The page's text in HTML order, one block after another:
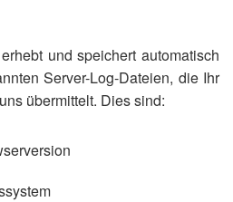
und speichert automatisch
Server-Log-Dateien, die Ihr
übermittelt. Dies sind: